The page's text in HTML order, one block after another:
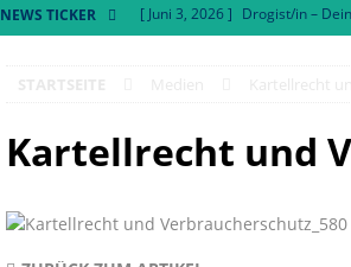
NEWS TICKER [ Juni 3, 2026 ] Drogist/in –
AKTUELLES
Kartellrecht und